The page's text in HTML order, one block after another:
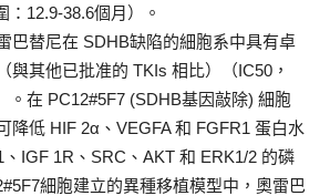
：12.9-38.6個月）。
巴替尼在 SDHB缺陷的細胞系中具有卓
與其他已批准的 TKIs 相比）（IC50，
。在 PC12#5F7 (SDHB基因敲除) 細胞
降低 HIF 2α、VEGFA 和 FGFR1 蛋白水
IGF 1R、SRC、AKT 和 ERK1/2 的磷
細胞建立的異種移植模型中，奧雷巴